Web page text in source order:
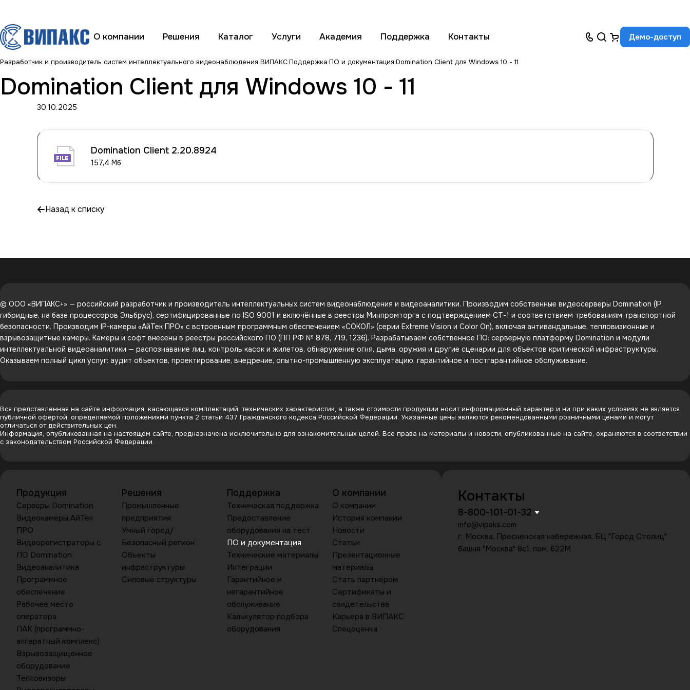
О компании Решения Каталог Услуги Академия Поддержка Контакты Демо-доступ
Разработчик и производитель систем интеллектуального видеонаблюдения ВИПАКСПоддержка ПО и документация Domination Client для Windows 10 - 11
Domination Client для Windows 10 - 11
30.10.2025
Domination Client 2.20.8924
157,4 Мб
Назад к списку
© ООО «ВИПАКС+» — российский разработчик и производитель интеллектуальных систем видеонаблюдения и видеоаналитики. Производим собственные видеосерверы Domination (IP,
гибридные, на базе процессоров Эльбрус), сертифицированные по ISO 9001 и включённые в реестры Минпромторга с подтверждением СТ-1 и соответствием требованиям транспортной
безопасности. Производим IP-камеры «АйТек ПРО» с встроенным программным обеспечением «СОКОЛ» (серии Extreme Vision и Color On), включая антивандальные, тепловизионные и
взрывозащитные камеры. Камеры и софт внесены в реестры российского ПО (ПП РФ № 878, 719, 1236). Разрабатываем собственное ПО: серверную платформу Domination и модули
интеллектуальной видеоаналитики — распознавание лиц, контроль касок и жилетов, обнаружение огня, дыма, оружия и другие сценарии для объектов критической инфраструктуры.
Оказываем полный цикл услуг: аудит объектов, проектирование, внедрение, опытно-промышленную эксплуатацию, гарантийное и постгарантийное обслуживание.
Вся представленная на сайте информация, касающаяся комплектаций, технических характеристик, а также стоимости продукции носит информационный характер и ни при каких условиях не является
публичной офертой, определяемой положениями пункта 2 статьи 437 Гражданского кодекса Российской Федерации. Указанные цены являются рекомендованными розничными ценами и могут
отличаться от действительных цен.
Информация, опубликованная на настоящем сайте, предназначена исключительно для ознакомительных целей. Все права на материалы и новости, опубликованные на сайте, охраняются в соответствии
с законодательством Российской Федерации.
Продукция
Серверы Domination
Видеокамеры АйТек
ПРО
Видеорегистраторы с
ПО Domination
Видеоаналитика
Программное
обеспечение
Рабочее место
оператора
ПАК (программно-
аппаратный комплекс)
Взрывозащищенное
оборудование
Тепловизоры
Решения
Промышленные
предприятия
Умный город/
Безопасный регион
Объекты
инфраструктуры
Силовые структуры
Поддержка
Техническая поддержка
Предоставление
оборудования на тест
ПО и документация
Технические материалы
Интеграции
Гарантийное и
негарантийное
обслуживание
Калькулятор подбора
оборудования
О компании
О компании
История компании
Новости
Статьи
Презентационные
материалы
Стать партнёром
Сертификаты и
свидетельства
Карьера в ВИПАКС
Спецоценка
Контакты
8-800-101-01-32
info@vipaks.com
г. Москва, Пресненская набережная, БЦ "Город Столиц"
башня "Москва" 8с1, пом. 622М